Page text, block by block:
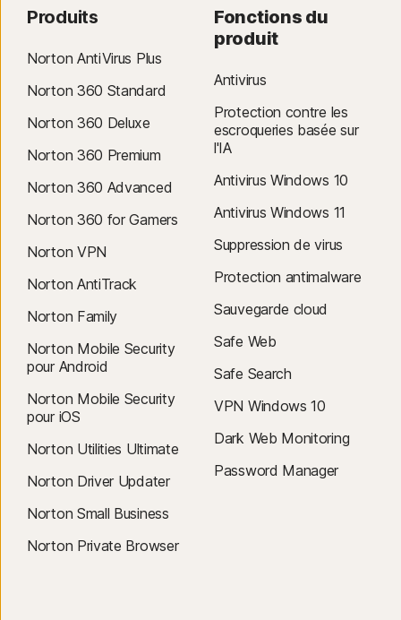
Produits
Norton AntiVirus Plus
Norton 360 Standard
Norton 360 Deluxe
Norton 360 Premium
Norton 360 Advanced
Norton 360 for Gamers
Norton VPN
Norton AntiTrack
Norton Family
Norton Mobile Security
pour Android
Norton Mobile Security
pour iOS
Norton Utilities Ultimate
Norton Driver Updater
Norton Small Business
Norton Private Browser
Fonctions du
produit
Antivirus
Protection contre les
escroqueries basée sur
l'IA
Antivirus Windows 10
Antivirus Windows 11
Suppression de virus
Protection antimalware
Sauvegarde cloud
Safe Web
Safe Search
VPN Windows 10
Dark Web Monitoring
Password Manager